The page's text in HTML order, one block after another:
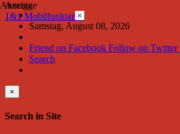
Samstag, August 08, 2026
Friend on Facebook Follow on Twitter
Search
×
Search in Site
Anzeige
×
1&1 Mobilfunktarife
Anzeige